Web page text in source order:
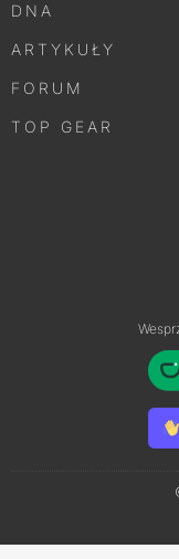
DNA
ARTYKUŁY
FORUM
TOP GEAR